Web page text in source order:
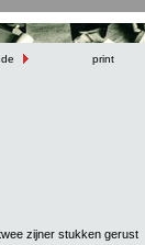
print
zijner stukken gerust